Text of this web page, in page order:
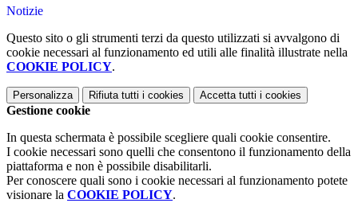
Notizie
Questo sito o gli strumenti terzi da questo utilizzati si avvalgono di
cookie necessari al funzionamento ed utili alle finalità illustrate nella
COOKIE POLICY.
Personalizza Rifiuta tutti i cookies Accetta tutti i cookies
Gestione cookie
In questa schermata è possibile scegliere quali cookie consentire.
I cookie necessari sono quelli che consentono il funzionamento della
piattaforma e non è possibile disabilitarli.
Per conoscere quali sono i cookie necessari al funzionamento potete
visionare la COOKIE POLICY.